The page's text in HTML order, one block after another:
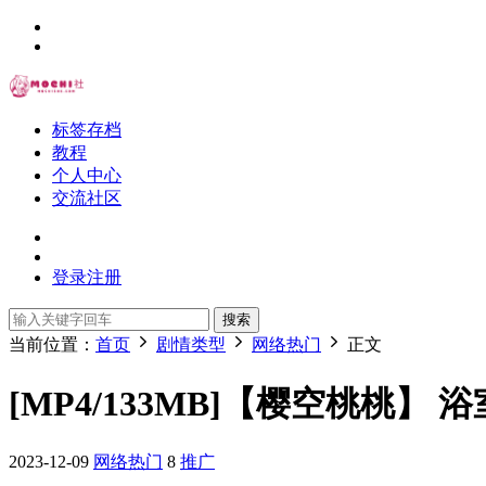
标签存档
教程
个人中心
交流社区
登录注册
搜索
当前位置： 首页 剧情类型 网络热门 正文
[MP4/133MB]【樱空桃桃】 浴
2023-12-09 网络热门 8 推广